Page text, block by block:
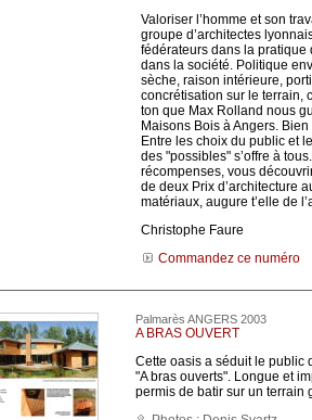
Valoriser l’homme et son
groupe d’architectes
fédérateurs dans la
dans la société. Politique
sèche, raison intérieure,
concrétisation sur le terrain,
ton que Max Rolland nous
Maisons Bois à Angers.
Entre les choix du public et
des "possibles" s’offre à
récompenses, vous
de deux Prix d’architecture
matériaux, augure t’elle de
Christophe Faure
Commandez ce numéro
Palmarès ANGERS 2003
A BRAS OUVERT
Cette oasis a séduit le public
"A bras ouverts". Longue et
permis de batir sur un terrain